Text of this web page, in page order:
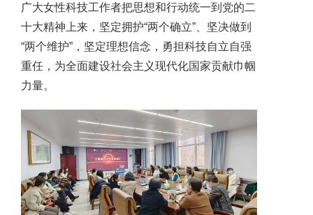
广大女性科技工作者把思想和行动统一到党的二
十大精神上来，坚定拥护“两个确立”、坚决做到
“两个维护”，坚定理想信念，勇担科技自立自强
重任，为全面建设社会主义现代化国家贡献巾帼
力量。